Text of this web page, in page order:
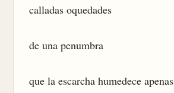
calladas oquedades
de una penumbra
que la escarcha humedece apenas